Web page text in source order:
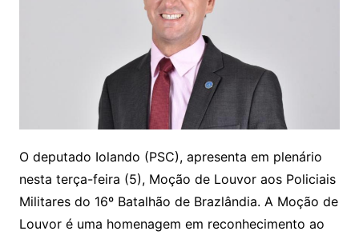
O deputado Iolando (PSC), apresenta em plenário
nesta terça-feira (5), Moção de Louvor aos Policiais
Militares do 16º Batalhão de Brazlândia. A Moção de
Louvor é uma homenagem em reconhecimento ao